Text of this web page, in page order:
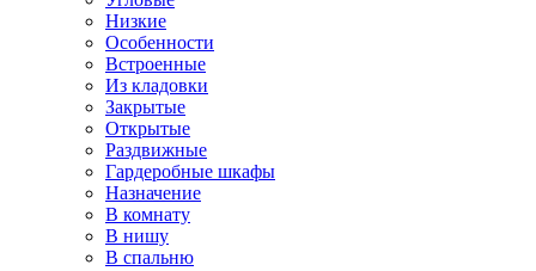
Низкие
Особенности
Встроенные
Из кладовки
Закрытые
Открытые
Раздвижные
Гардеробные шкафы
Назначение
В комнату
В нишу
В спальню